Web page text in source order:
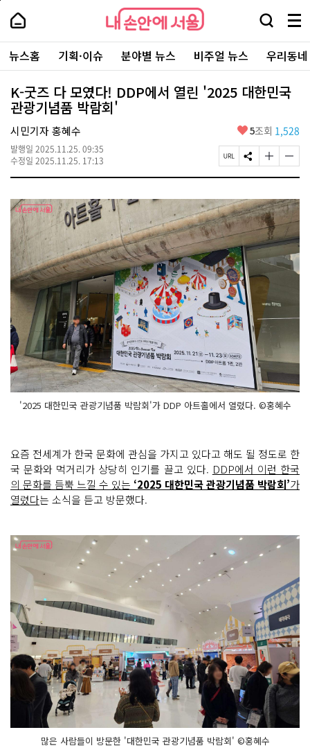
본
로
가
내
손
안
에
서
울
-
서
울
시
대
표
소
통
포
내
손
에
울
검
창
열
기
메
뉴
전
체
보
주
요
서
뉴스홈 기획·이슈 분야별 뉴스 비주얼 뉴스 우리동
K-굿즈 다 모였다! DDP에서 열린 '2025 대한민국
관광기념품 박람회'
시민기자 홍혜수
발행일 2025.11.25. 09:35
수정일 2025.11.25. 17:13
좋
요
5조회 1,528
페
이
U
R
L
복
사
S
N
공
유
하
기
글
자
기
크
게
변
경
하
기
글
자
기
작
게
변
경
하
기
'2025 대한민국 관광기념품 박람회'가 DDP 아트홀에서 열렸다. ©홍혜수
요즘 전세계가 한국 문화에 관심을 가지고 있다고 해도 될 정도로 한
국 문화와 먹거리가 상당히 인기를 끌고 있다. DDP에서 이런 한국
의 문화를 듬뿍 느낄 수 있는 ‘2025 대한민국 관광기념품 박람회’가
열렸다는 소식을 듣고 방문했다.
많은 사람들이 방문한 '대한민국 관광기념품 박람회' ©홍혜수
페
상
단
로